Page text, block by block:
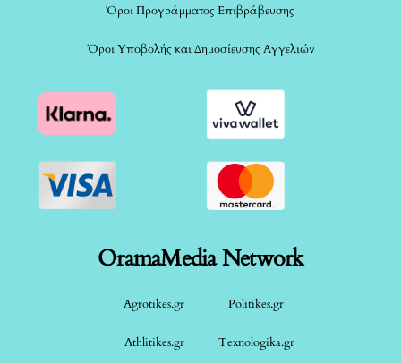
Όροι Προγράμματος Επιβράβευσης
Όροι Υποβολής και Δημοσίευσης Αγγελιών
OramaMedia Network
Agrotikes.gr Politikes.gr
Athlitikes.gr Texnologika.gr